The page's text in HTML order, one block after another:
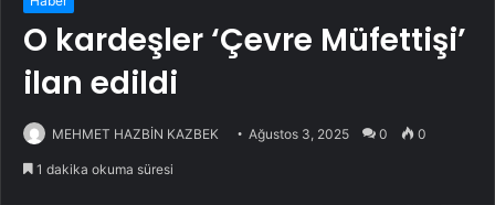
O kardeşler ‘Çevre Müfettişi’
ilan edildi
MEHMET HAZBİN KAZBEK Ağustos 3, 2025 0 0
1 dakika okuma süresi